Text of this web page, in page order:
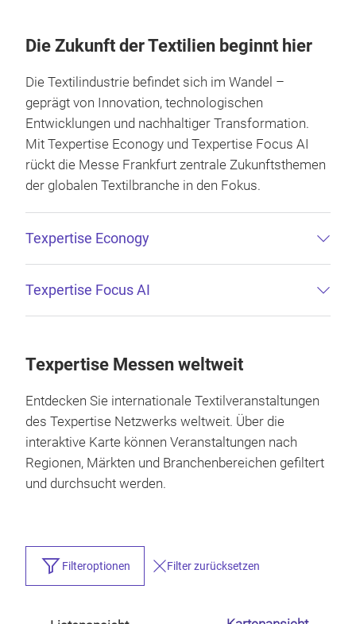
Die Zukunft der Textilien beginnt hier
Die Textilindustrie befindet sich im Wandel –
geprägt von Innovation, technologischen
Entwicklungen und nachhaltiger Transformation.
Mit Texpertise Econogy und Texpertise Focus AI
rückt die Messe Frankfurt zentrale Zukunftsthemen
der globalen Textilbranche in den Fokus.
Texpertise Econogy
Texpertise Focus AI
Texpertise Messen weltweit
Entdecken Sie internationale Textilveranstaltungen
des Texpertise Netzwerks weltweit. Über die
interaktive Karte können Veranstaltungen nach
Regionen, Märkten und Branchenbereichen gefiltert
und durchsucht werden.
Filteroptionen Filter zurücksetzen